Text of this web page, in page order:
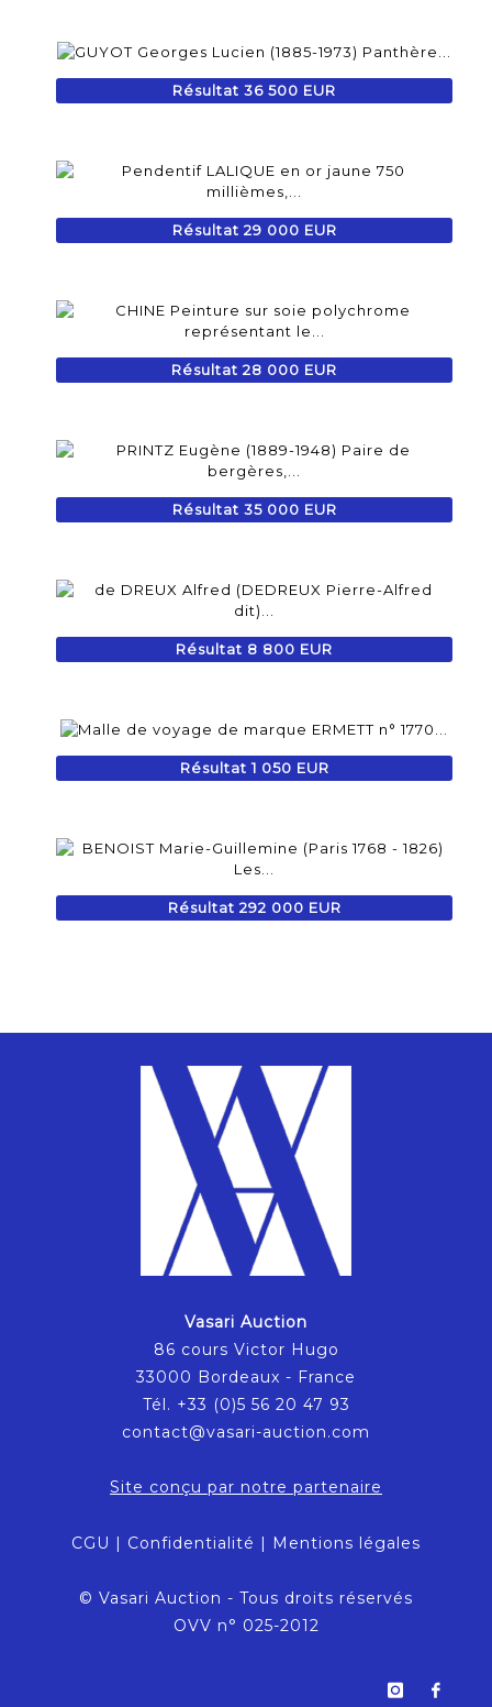
Résultat 36 500 EUR
Résultat 29 000 EUR
Résultat 28 000 EUR
Résultat 35 000 EUR
Résultat 8 800 EUR
Résultat 1 050 EUR
Résultat 292 000 EUR
Vasari Auction
86 cours Victor Hugo
33000 Bordeaux - France
Tél. +33 (0)5 56 20 47 93
contact@vasari-auction.com
Site conçu par notre partenaire
CGU | Confidentialité | Mentions légales
© Vasari Auction - Tous droits réservés
OVV n° 025-2012